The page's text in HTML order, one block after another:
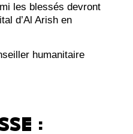
les blessés devront
d’Al Arish en
humanitaire
: